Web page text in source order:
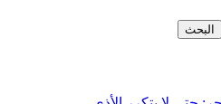
البحث